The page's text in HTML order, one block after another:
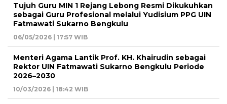
Tujuh Guru MIN 1 Rejang Lebong Resmi Dikukuhkan
sebagai Guru Profesional melalui Yudisium PPG UIN
Fatmawati Sukarno Bengkulu
06/05/2026 | 17:57 WIB
Menteri Agama Lantik Prof. KH. Khairudin sebagai
Rektor UIN Fatmawati Sukarno Bengkulu Periode
2026–2030
10/03/2026 | 18:42 WIB